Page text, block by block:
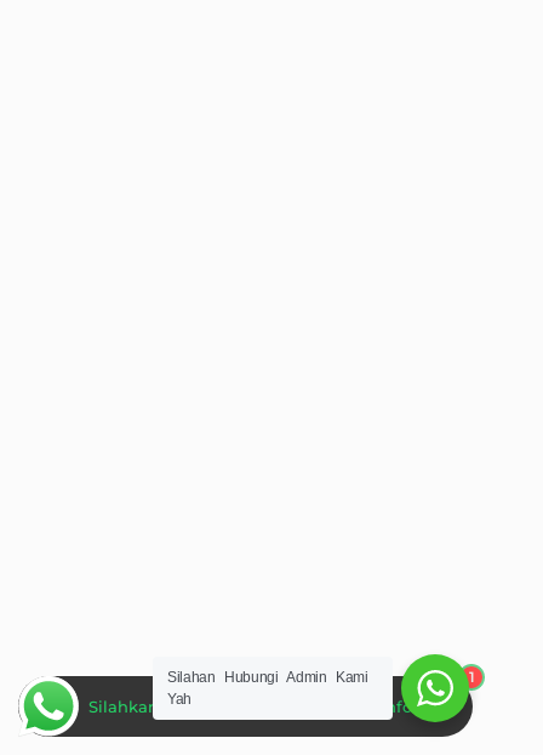
Silahan Hubungi Admin Kami
Yah
1
Silahkan Hubungi Admin Untuk Informasi